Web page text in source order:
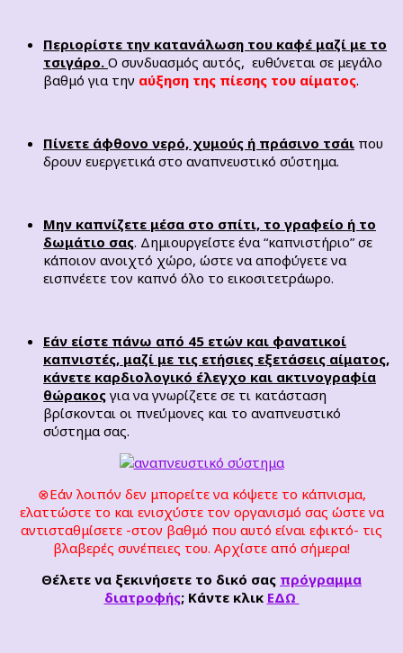
Περιορίστε την κατανάλωση του καφέ μαζί με το
τσιγάρο. Ο συνδυασμός αυτός, ευθύνεται σε μεγάλο
βαθμό για την αύξηση της πίεσης του αίματος.
Πίνετε άφθονο νερό, χυμούς ή πράσινο τσάι που
δρουν ευεργετικά στο αναπνευστικό σύστημα.
Μην καπνίζετε μέσα στο σπίτι, το γραφείο ή το
δωμάτιο σας. Δημιουργείστε ένα “καπνιστήριο” σε
κάποιον ανοιχτό χώρο, ώστε να αποφύγετε να
εισπνέετε τον καπνό όλο το εικοσιτετράωρο.
Εάν είστε πάνω από 45 ετών και φανατικοί
καπνιστές, μαζί με τις ετήσιες εξετάσεις αίματος,
κάνετε καρδιολογικό έλεγχο και ακτινογραφία
θώρακος για να γνωρίζετε σε τι κατάσταση
βρίσκονται οι πνεύμονες και το αναπνευστικό
σύστημα σας.
⊗Εάν λοιπόν δεν μπορείτε να κόψετε το κάπνισμα,
ελαττώστε το και ενισχύστε τον οργανισμό σας ώστε να
αντισταθμίσετε -στον βαθμό που αυτό είναι εφικτό- τις
βλαβερές συνέπειες του. Αρχίστε από σήμερα!
Θέλετε να ξεκινήσετε το δικό σας πρόγραμμα
διατροφής; Κάντε κλικ ΕΔΩ